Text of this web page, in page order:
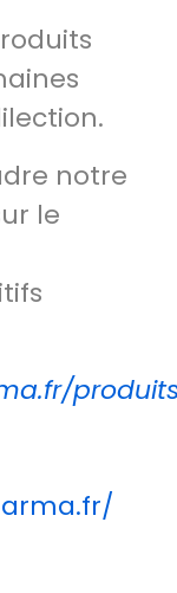
notre
le